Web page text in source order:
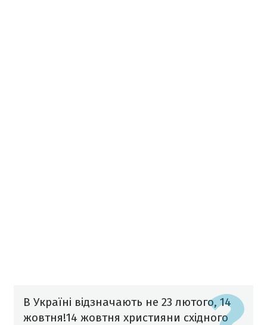
В Україні відзначають не 23 лютого, 14
жовтня!14 жовтня християни східного